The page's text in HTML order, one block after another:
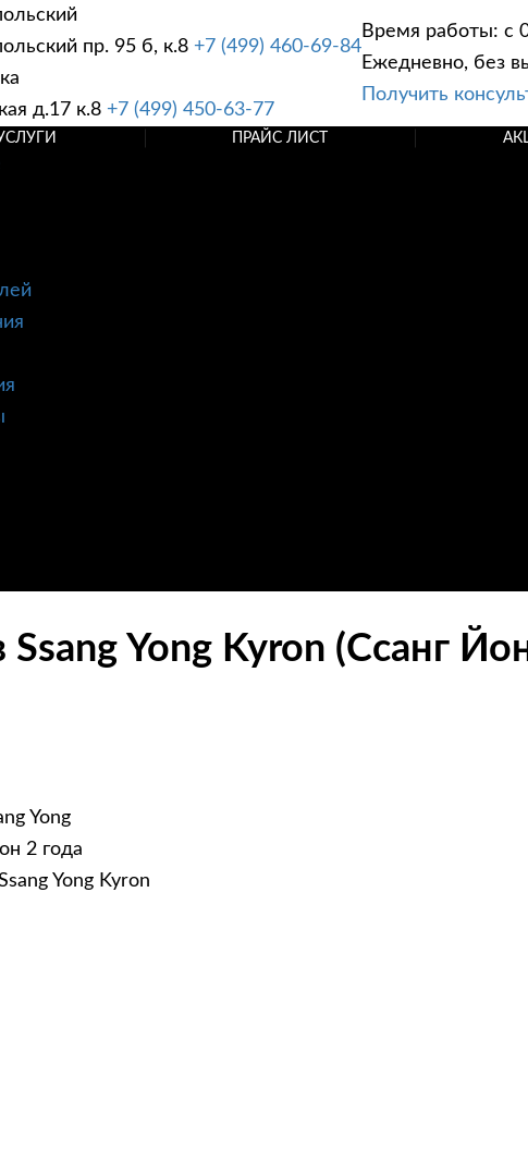
пр. 95 б, к.8 +7 (499) 460-69-84
д.17 к.8 +7 (499) 450-63-77
Время работы: с
Ежедневно, без
Получить
ПРАЙС ЛИСТ
Yong Kyron (Ссанг
Yong
2 года
Yong Kyron